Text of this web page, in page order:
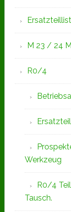
M 23 / 24
R0/4
Werkzeug
R0/4
Tausch.